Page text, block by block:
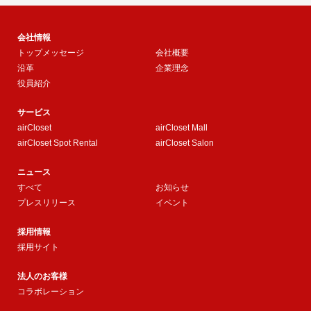
会社情報
トップメッセージ
会社概要
沿革
企業理念
役員紹介
サービス
airCloset
airCloset Mall
airCloset Spot Rental
airCloset Salon
ニュース
すべて
お知らせ
プレスリリース
イベント
採用情報
採用サイト
法人のお客様
コラボレーション